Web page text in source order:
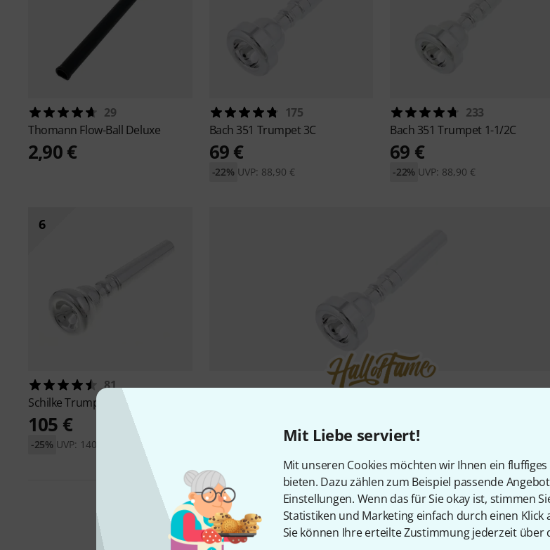
Mit Liebe serviert!
Mit unseren Cookies möchten wir Ihnen ein
bieten. Dazu zählen zum Beispiel passende
Einstellungen. Wenn das für Sie okay ist, stimmen
Statistiken und Marketing einfach durch einen Klick
Sie können Ihre erteilte Zustimmung jederzeit über
29
Thomann Flow-Ball Deluxe
2,90 €
175
Bach 351 Trumpet 3C
69 €
UVP: 88,90 €
-22%
233
Bach 351 Trumpet 1-1/2C
69 €
UVP: 88,90 €
-22%
6
81
SchilkeTrumpet 14A4a
105 €
UVP: 140 €
-25% 79 €
Alle Top-Seller